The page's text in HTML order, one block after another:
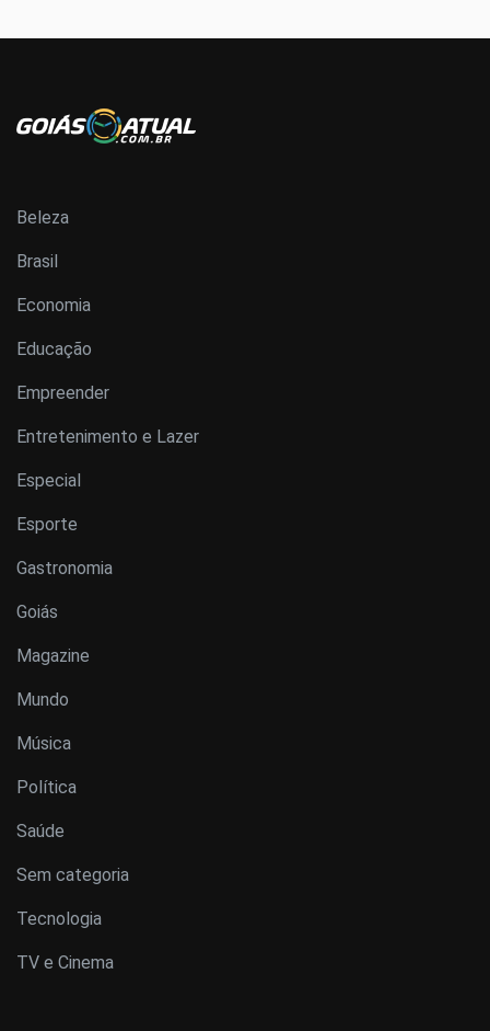
Beleza
Brasil
Economia
Educação
Empreender
Entretenimento e Lazer
Especial
Esporte
Gastronomia
Goiás
Magazine
Mundo
Música
Política
Saúde
Sem categoria
Tecnologia
TV e Cinema